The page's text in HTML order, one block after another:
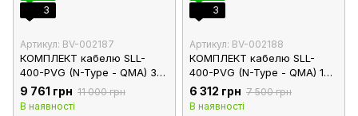
3
Артикул: BV-002187
КОМПЛЕКТ кабелю SLL-
400-PVG (N-Type - QMA) 30
м (2 дроти)
9 761 грн 11 000 грн
В наявності
3
Артикул: BV-002188
КОМПЛЕКТ кабелю SLL-
400-PVG (N-Type - QMA) 10
м (2 дроти)
6 312 грн 7 500 грн
В наявності